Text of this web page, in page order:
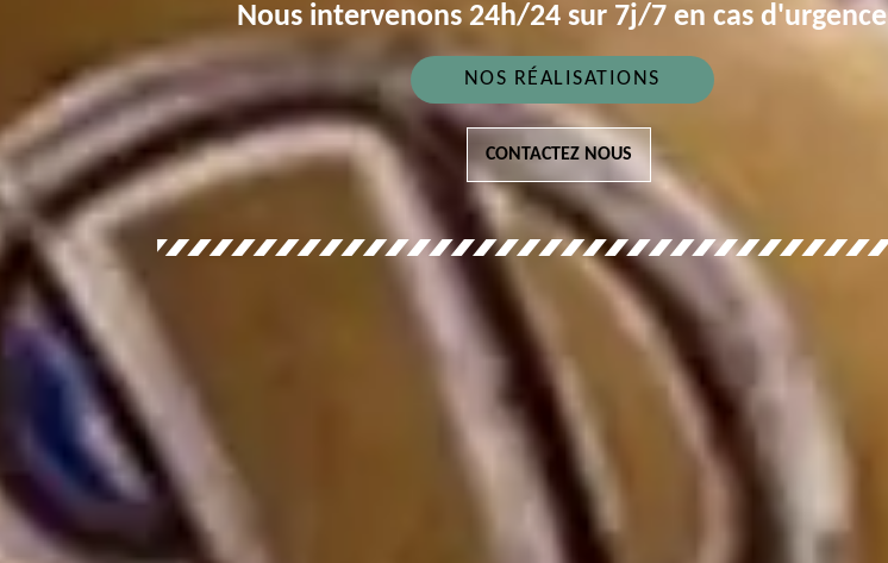
Nous intervenons 24h/24 sur 7j/7 en cas d'urgence
NOS RÉALISATIONS
CONTACTEZ NOUS